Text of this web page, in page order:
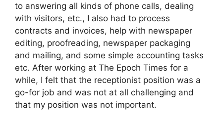
to answering all kinds of phone calls, dealing
with visitors, etc., I also had to process
contracts and invoices, help with newspaper
editing, proofreading, newspaper packaging
and mailing, and some simple accounting tasks
etc. After working at The Epoch Times for a
while, I felt that the receptionist position was a
go-for job and was not at all challenging and
that my position was not important.